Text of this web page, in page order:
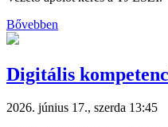
Bővebben
Digitális
2026. június 17., szerda 13:45